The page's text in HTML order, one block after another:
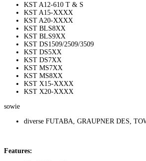
KST A12-610 T & S
KST A15-XXXX
KST A20-XXXX
KST BLS8XX
KST BLS9XX
KST DS1509/2509/3509
KST DS5XX
KST DS7XX
KST MS7XX
KST MS8XX
KST X15-XXXX
KST X20-XXXX
sowie
diverse FUTABA, GRAUPNER DES,
Features: